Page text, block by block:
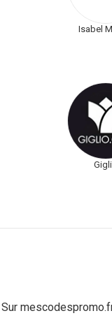
Isabel
Sur